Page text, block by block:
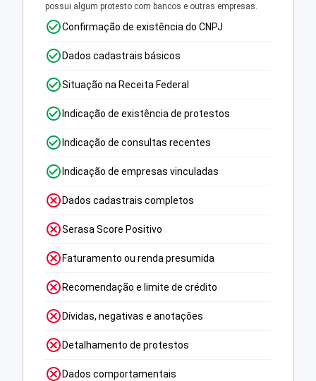
possui algum protesto com bancos e outras empresas.
Confirmação de existência do CNPJ
Dados cadastrais básicos
Situação na Receita Federal
Indicação de existência de protestos
Indicação de consultas recentes
Indicação de empresas vinculadas
Dados cadastrais completos
Serasa Score Positivo
Faturamento ou renda presumida
Recomendação e limite de crédito
Dívidas, negativas e anotações
Detalhamento de protestos
Dados comportamentais